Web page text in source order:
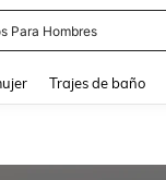
Para Hombres
Trajes de baño